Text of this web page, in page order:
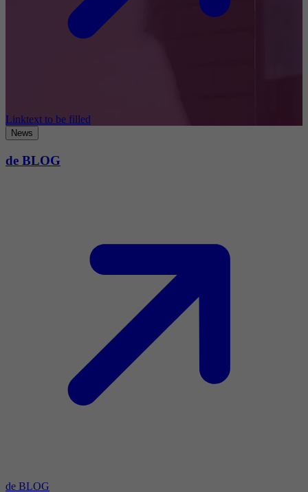
Linktext to be filled
News
de BLOG
de BLOG